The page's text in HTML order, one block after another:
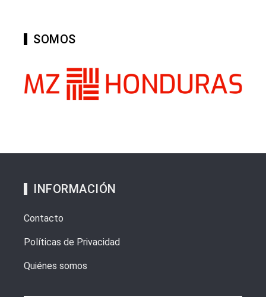
SOMOS
INFORMACIÓN
Contacto
Políticas de Privacidad
Quiénes somos